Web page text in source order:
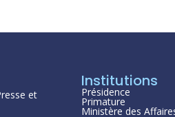
et
Institutions
Présidence
Primature
Ministère des